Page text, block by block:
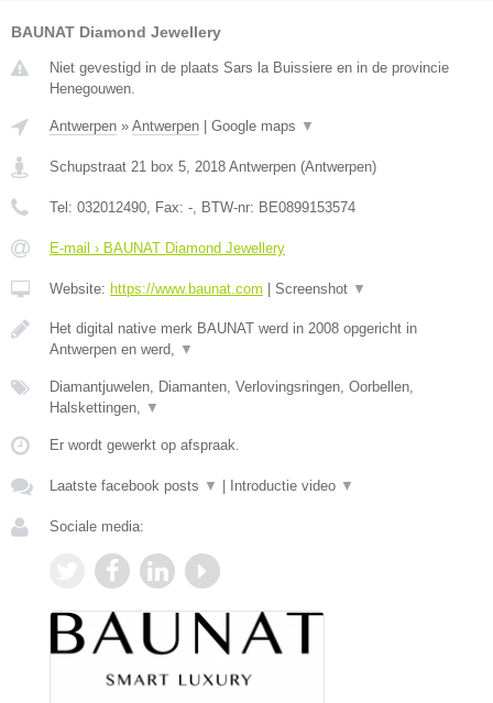
BAUNAT Diamond Jewellery
Niet gevestigd in de plaats Sars la Buissiere en in de provincie
Henegouwen.
Antwerpen » Antwerpen Google maps ▼
Schupstraat 21 box 5 2018 Antwerpen (Antwerpen)
Tel: 032012490 , Fax: - , BTW-nr: BE0899153574
E-mail › BAUNAT Diamond Jewellery
Website: https://www.baunat.com Screenshot ▼
Het digital native merk BAUNAT werd in 2008 opgericht in
Antwerpen en werd,
▼
Diamantjuwelen, Diamanten, Verlovingsringen, Oorbellen,
Halskettingen,
▼
Er wordt gewerkt op afspraak.
Laatste facebook posts ▼ Introductie video ▼
Sociale media: